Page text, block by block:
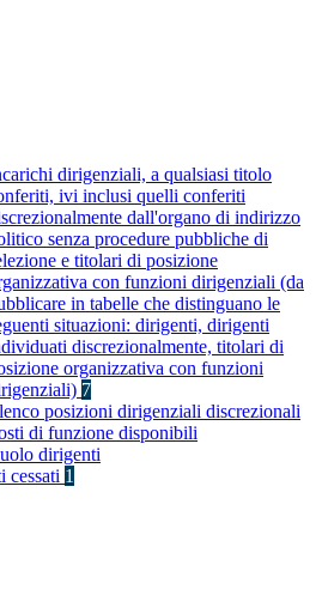
dirigenziali, a qualsiasi titolo
ivi inclusi quelli conferiti
dall'organo di indirizzo
senza procedure pubbliche di
e titolari di posizione
con funzioni dirigenziali (da
in tabelle che distinguano le
situazioni: dirigenti, dirigenti
discrezionalmente, titolari di
organizzativa con funzioni
7
posizioni dirigenziali discrezionali
di funzione disponibili
dirigenti
cessati 1